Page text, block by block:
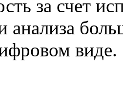
за счет
анализа
виде.